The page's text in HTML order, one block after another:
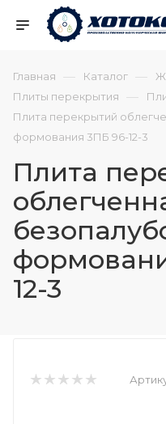
Главная — Каталог —
Плиты перекрытия —
Плита перекрытий
формования 3ПБ 96-12-3
Плита
12-3